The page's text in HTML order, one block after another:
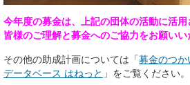
今年度の募金は、上記の団体の活動に活用
皆様のご理解と募金へのご協力をお願いい
その他の助成計画については「募金のつか
データベース はねっと 」をご覧ください。